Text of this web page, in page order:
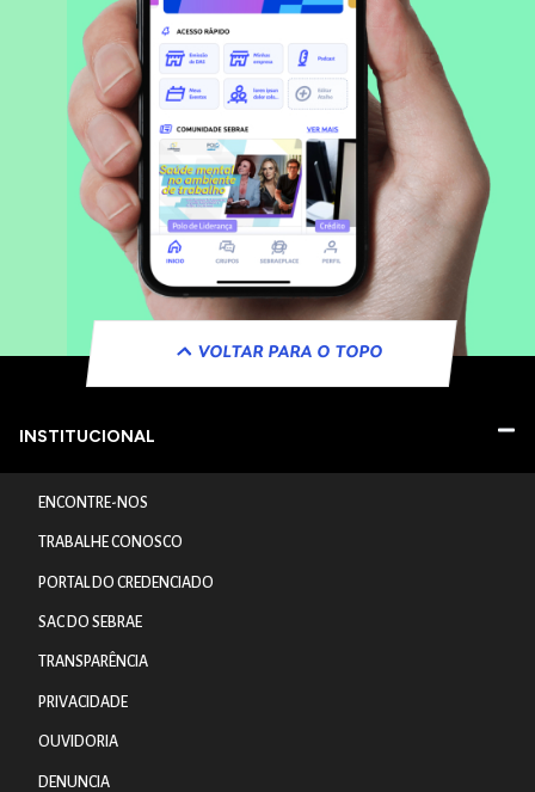
VOLTAR PARA O TOPO
INSTITUCIONAL
ENCONTRE-NOS
TRABALHE CONOSCO
PORTAL DO CREDENCIADO
SAC DO SEBRAE
TRANSPARÊNCIA
PRIVACIDADE
OUVIDORIA
DENUNCIA